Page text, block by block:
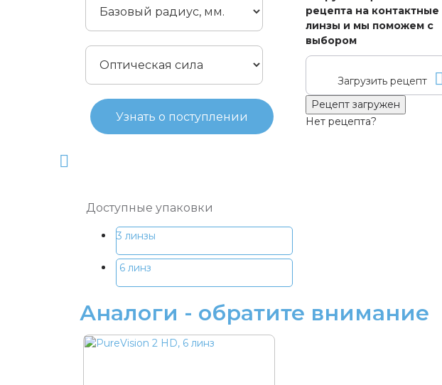
рецепта на контактные
линзы и мы поможем с
выбором
Загрузить рецепт
Рецепт загружен
Нет рецепта?
Узнать о поступлении
Доступные упаковки
3 линзы
6 линз
Аналоги - обратите внимание